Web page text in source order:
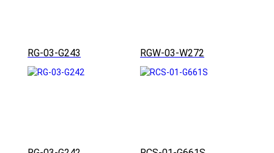
RG-03-G243 RGW-03-W272